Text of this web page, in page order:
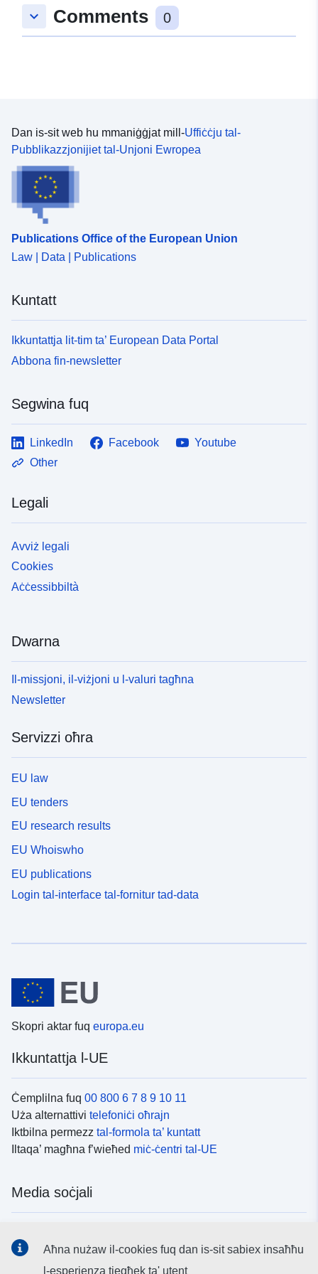
], [ 7.18419981,
45.05237198 ], [
Identifikaturi:
http://catalogue.geo-
9add473c7e36
Tip:
Riżorsa:
keyboard_arrow_down Comments 0
Dan is-sit web hu mmaniġġjat mill-Uffiċċju tal-
Pubblikazzjonijiet tal-Unjoni Ewropea
Publications Office of the European Union
Law | Data | Publications
Kuntatt
Ikkuntattja lit-tim ta’ European Data Portal
Abbona fin-newsletter
Segwina fuq
LinkedIn Facebook
Youtube
Other
Legali
Avviż legali
Cookies
Aċċessibbiltà
Dwarna
Il-missjoni, il-viżjoni u l-valuri tagħna
Newsletter
Servizzi oħra
EU law
EU tenders
EU research results
EU Whoiswho
EU publications
Login tal-interface tal-fornitur tad-data
Skopri aktar fuq europa.eu
Ikkuntattja l-UE
Ċemplilna fuq 00 800 6 7 8 9 10 11
Uża alternattivi telefoniċi oħrajn
Iktbilna permezz tal-formola ta’ kuntatt
Iltaqa’ magħna f’wieħed miċ-ċentri tal-UE
Media soċjali
Aħna nużaw il-cookies fuq dan is-sit sabiex insaħħu
l-esperjenza tiegħek ta' utent